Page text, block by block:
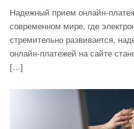
Надежный прием онлайн-
современном мире, где
стремительно развивается,
онлайн-платежей на сайте
[…]